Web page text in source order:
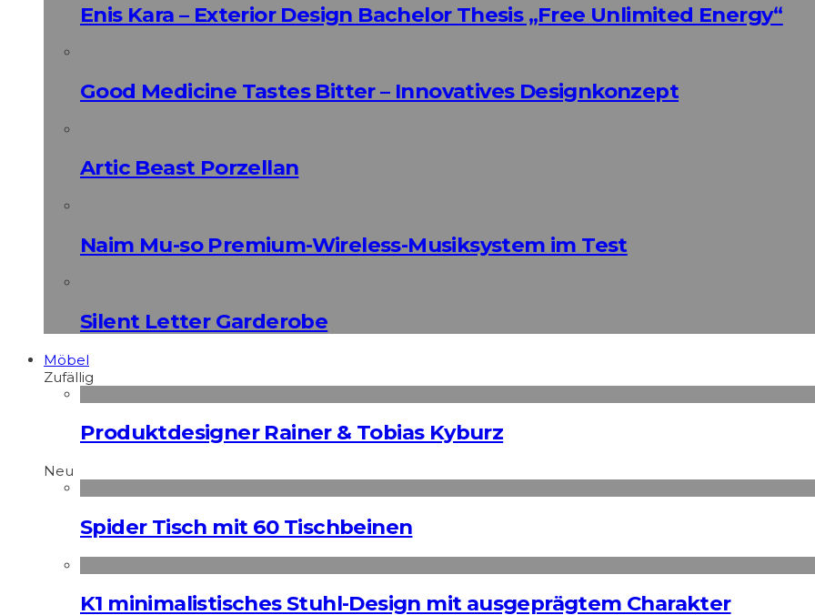
Enis Kara – Exterior Design Bachelor Thesis „Free Unlimited Energy“
Good Medicine Tastes Bitter – Innovatives Designkonzept
Artic Beast Porzellan
Naim Mu-so Premium-Wireless-Musiksystem im Test
Silent Letter Garderobe
Möbel
Zufällig
Produktdesigner Rainer & Tobias Kyburz
Neu
Spider Tisch mit 60 Tischbeinen
K1 minimalistisches Stuhl-Design mit ausgeprägtem Charakter